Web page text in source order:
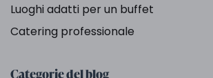
Luoghi adatti per un buffet
Catering professionale
Categorie del blog